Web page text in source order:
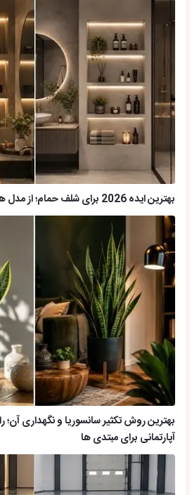
بهترین ایده 2026 برای شلف حمام؛ از مدل های ساده تا مدرن
بهترین روش تکثیر سانسوریا و نگهداری آن؛
آپارتمانی برای مبتدی ها